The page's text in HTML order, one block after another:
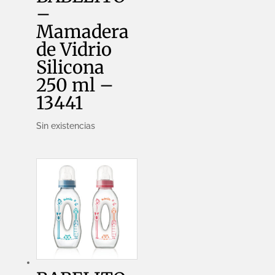
–
Mamadera
de Vidrio
Silicona
250 ml –
13441
Sin existencias